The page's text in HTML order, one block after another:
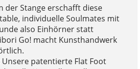
der Stange erschafft diese
individuelle Soulmates mit
also Einhörner statt
Go! macht Kunsthandwerk
patentierte Flat Foot